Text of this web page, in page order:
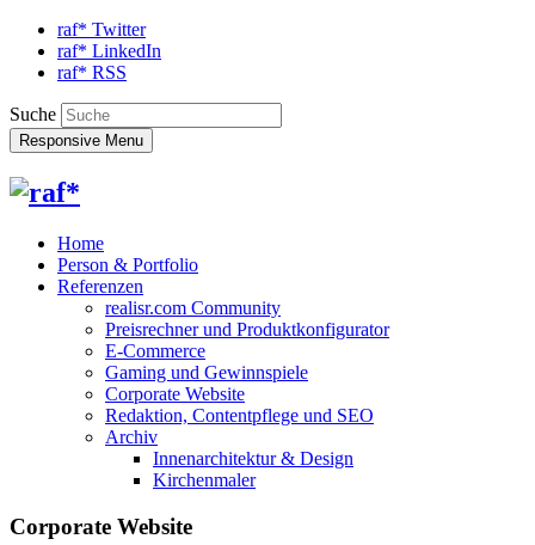
raf* Twitter
raf* LinkedIn
raf* RSS
Suche
Responsive Menu
Home
Person & Portfolio
Referenzen
realisr.com Community
Preisrechner und Produktkonfigurator
E-Commerce
Gaming und Gewinnspiele
Corporate Website
Redaktion, Contentpflege und SEO
Archiv
Innenarchitektur & Design
Kirchenmaler
Corporate Website